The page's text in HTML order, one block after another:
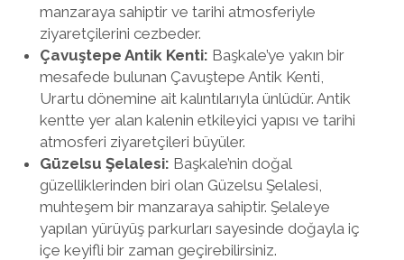
manzaraya sahiptir ve tarihi atmosferiyle
ziyaretçilerini cezbeder.
Çavuştepe Antik Kenti: Başkale’ye yakın bir
mesafede bulunan Çavuştepe Antik Kenti,
Urartu dönemine ait kalıntılarıyla ünlüdür. Antik
kentte yer alan kalenin etkileyici yapısı ve tarihi
atmosferi ziyaretçileri büyüler.
Güzelsu Şelalesi: Başkale’nin doğal
güzelliklerinden biri olan Güzelsu Şelalesi,
muhteşem bir manzaraya sahiptir. Şelaleye
yapılan yürüyüş parkurları sayesinde doğayla iç
içe keyifli bir zaman geçirebilirsiniz.